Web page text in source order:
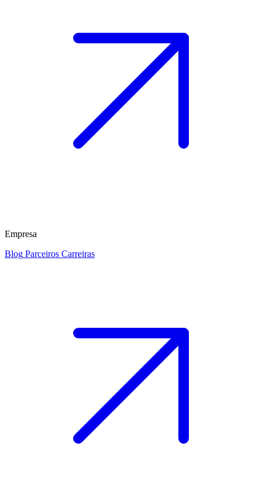
Empresa
Blog Parceiros Carreiras